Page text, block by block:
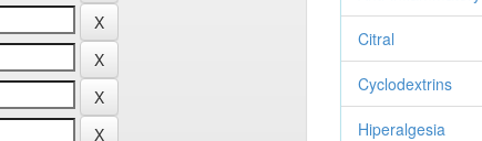
Citral
Cyclodextrins
Hiperalgesia